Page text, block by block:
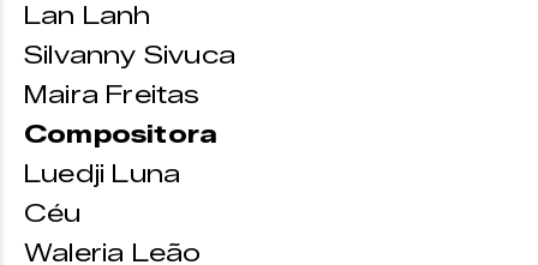
Lan Lanh
Silvanny Sivuca
Maira Freitas
Compositora
Luedji Luna
Céu
Waleria Leão